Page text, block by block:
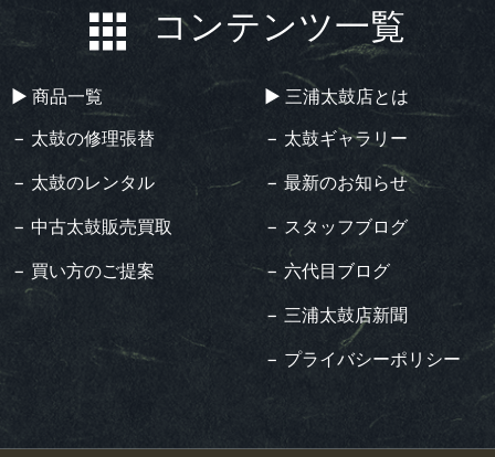
コンテンツ一覧
▶︎ 商品一覧
− 太鼓の修理張替
− 太鼓のレンタル
− 中古太鼓販売買取
− 買い方のご提案
▶︎ 三浦太鼓店とは
− 太鼓ギャラリー
− 最新のお知らせ
− スタッフブログ
− 六代目ブログ
− 三浦太鼓店新聞
− プライバシーポリシー